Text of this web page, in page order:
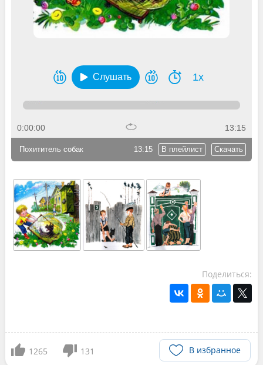
Слушать 1x
0:00:00 13:15
13:15 В плейлист Скачать
Похититель собак
Поделиться:
1265 131 В избранное